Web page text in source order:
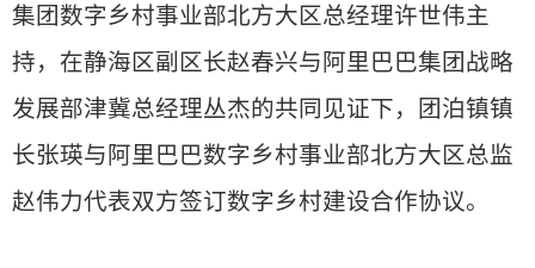
集团数字乡村事业部北方大区总经理许世伟主
持，在静海区副区长赵春兴与阿里巴巴集团战略
发展部津冀总经理丛杰的共同见证下，团泊镇镇
长张瑛与阿里巴巴数字乡村事业部北方大区总监
赵伟力代表双方签订数字乡村建设合作协议。